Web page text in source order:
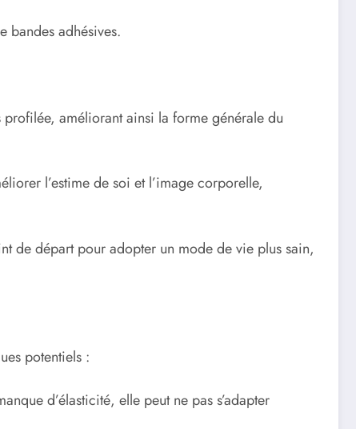
bandes adhésives.
améliorant ainsi la forme générale du
l’estime de soi et l’image corporelle,
de départ pour adopter un mode de vie plus sain,
potentiels :
d’élasticité, elle peut ne pas s’adapter